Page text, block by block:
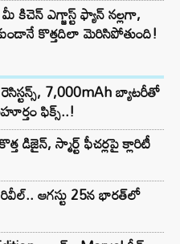
కిచెన్ ఎగ్జాస్ట్ ఫ్యాన్ నల్లగా,
కొత్తదిలా మెరిసిపోతుంది!
7,000mAh బ్యాటరీతో
ఫిక్స్..!
డిజైన్, స్మార్ట్ ఫీచర్లపై క్లారిటీ
ఆగస్టు 25న భారత్‌లో